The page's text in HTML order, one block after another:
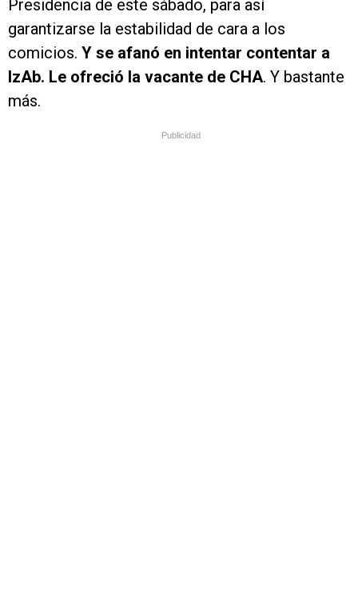
Presidencia de este sábado, para así
garantizarse la estabilidad de cara a los
comicios. Y se afanó en intentar contentar a
IzAb. Le ofreció la vacante de CHA. Y bastante
más.
Publicidad